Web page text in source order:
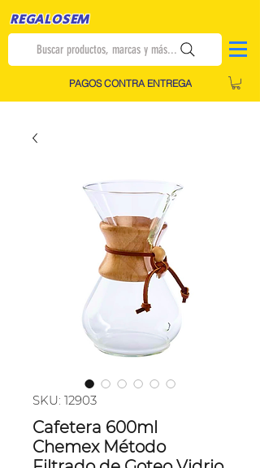
REGALOSEM
Buscar productos, marcas y más...
PAGOS CONTRA ENTREGA
SKU: 12903
Cafetera 600ml
Chemex Método